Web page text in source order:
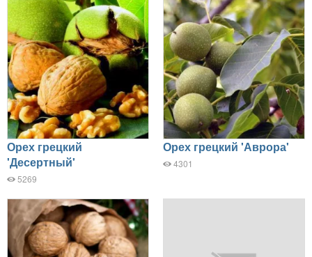
Орех грецкий
'Десертный'
5269
Орех грецкий 'Аврора'
4301